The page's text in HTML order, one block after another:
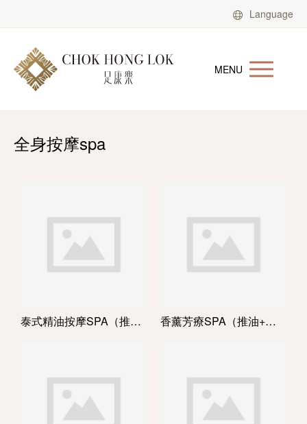
Language
MENU
全身按摩spa
泰式精油按摩SPA（推油+泡浴） 香薰芳療SPA（推油+泡浴）